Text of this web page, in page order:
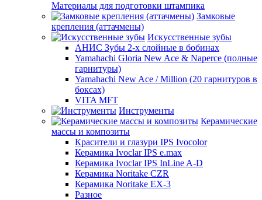
Материалы для подготовки штампика
Замковые
крепления (аттачмены)
Искусственные зубы
АНИС Зубы 2-х слойные в бобинах
Yamahachi Gloria New Ace & Naperce (полные
гарнитуры)
Yamahachi New Ace / Million (20 гарнитуров в
боксах)
VITA MFT
Инструменты
Керамические
массы и композиты
Красители и глазури IPS Ivocolor
Керамика Ivoclar IPS e.max
Керамика Ivoclar IPS InLine A-D
Керамика Noritake CZR
Керамика Noritake EX-3
Разное